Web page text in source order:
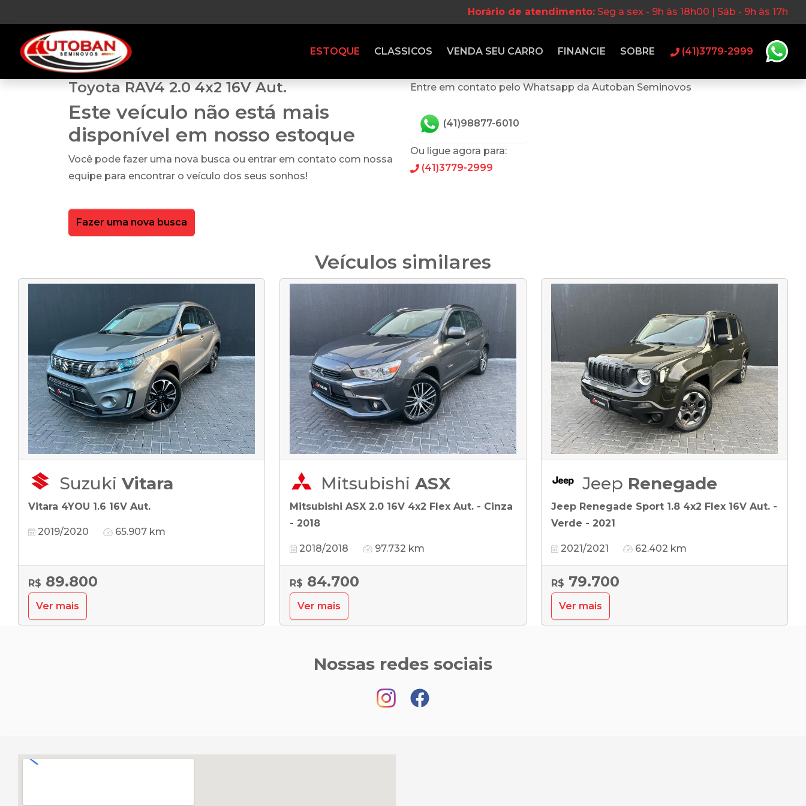
Horário de atendimento: Seg a sex - 9h às 18h00 | Sáb - 9h às 17h
ESTOQUE CLASSICOS VENDA SEU CARRO FINANCIE SOBRE (41)3779-2999
Toyota RAV4 2.0 4x2 16V Aut.
Este veículo não está mais
disponível em nosso estoque
Você pode fazer uma nova busca ou entrar em contato com nossa
equipe para encontrar o veículo dos seus sonhos!
Fazer uma nova busca
Entre em contato pelo Whatsapp da Autoban Seminovos
(41)98877-6010
Ou ligue agora para:
(41)3779-2999
Veículos similares
Suzuki Vitara
Vitara 4YOU 1.6 16V Aut.
2019/2020 65.907 km
R$ 89.800
Ver mais
Mitsubishi ASX
Mitsubishi ASX 2.0 16V 4x2 Flex Aut. - Cinza
- 2018
2018/2018 97.732 km
R$ 84.700
Ver mais
Jeep Renegade
Jeep Renegade Sport 1.8 4x2 Flex 16V Aut. -
Verde - 2021
2021/2021 62.402 km
R$ 79.700
Ver mais
Nossas redes sociais